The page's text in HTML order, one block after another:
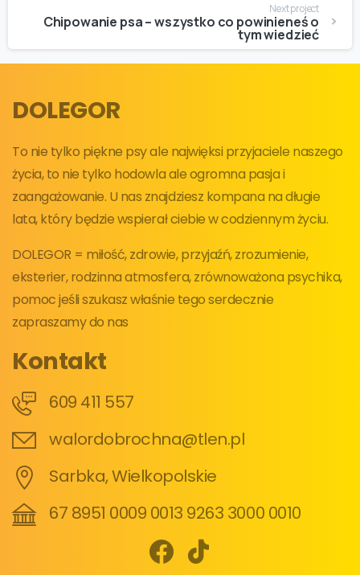
Next project
Chipowanie psa – wszystko co powinieneś o
tym wiedzieć
DOLEGOR
To nie tylko piękne psy ale najwięksi przyjaciele naszego
życia, to nie tylko hodowla ale ogromna pasja i
zaangażowanie. U nas znajdziesz kompana na długie
lata, który będzie wspierał ciebie w codziennym życiu.
DOLEGOR = miłość, zdrowie, przyjaźń, zrozumienie,
eksterier, rodzinna atmosfera, zrównoważona psychika,
pomoc jeśli szukasz właśnie tego serdecznie
zapraszamy do nas
Kontakt
609 411 557
walordobrochna@tlen.pl
Sarbka, Wielkopolskie
67 8951 0009 0013 9263 3000 0010